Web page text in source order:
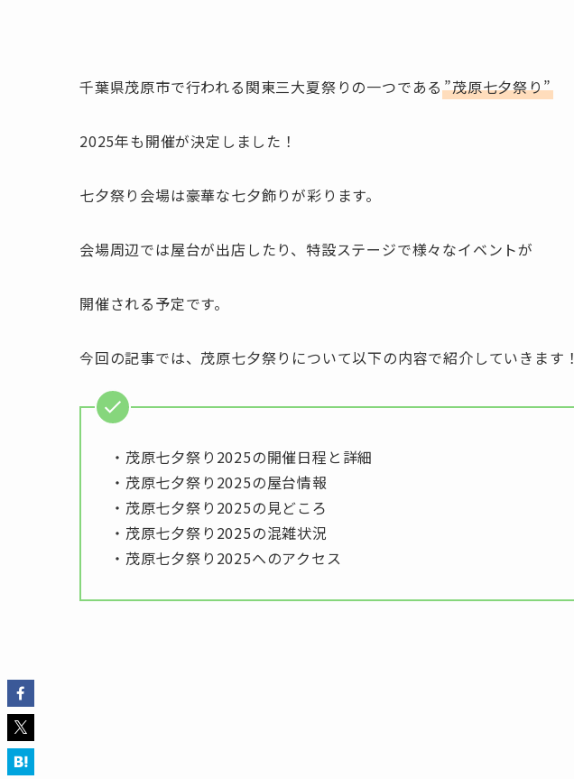
千葉県茂原市で行われる関東三大夏祭りの一つである”茂原七夕祭り”
2025年も開催が決定しました！
七夕祭り会場は豪華な七夕飾りが彩ります。
会場周辺では屋台が出店したり、特設ステージで様々なイベントが
開催される予定です。
今回の記事では、茂原七夕祭りについて以下の内容で紹介していきます！
・茂原七夕祭り2025の開催日程と詳細
・茂原七夕祭り2025の屋台情報
・茂原七夕祭り2025の見どころ
・茂原七夕祭り2025の混雑状況
・茂原七夕祭り2025へのアクセス